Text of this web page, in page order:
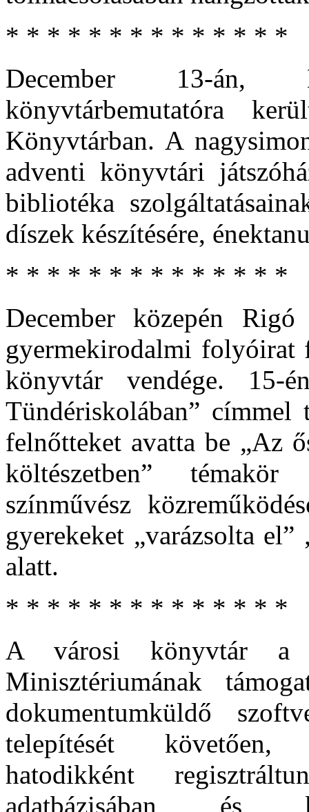
* * * * * * * * * * * * * *
December 13-án,
könyvtárbemutatóra
Könyvtárban. A
adventi könyvtári
bibliotéka
díszek készítésére,
* * * * * * * * * * * * * *
December közepén
gyermekirodalmi folyóirat
könyvtár vendége.
Tündériskolában” címmel
felnőtteket avatta be „Az
költészetben”
színművész
gyerekeket „varázsolta
alatt.
* * * * * * * * * * * * * *
A városi könyvtár a
Minisztériumának
dokumentumküldő
telepítését követően,
hatodikként
adatbázisában és